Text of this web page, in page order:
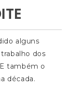
alguns
dos
também o
década.